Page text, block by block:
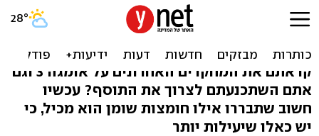
אומגה 3: בטוחים שהתוסף
שאתם נוטלים יעיל?
קראתם את המחקרים האחרונים על אומגה 3 וגם
אתם השתכנעתם לצרוך את התוסף? עכשיו
חשוב שתבררו אילו חומצות שומן הוא מכיל, כי
יש כאלו שיעילות יותר